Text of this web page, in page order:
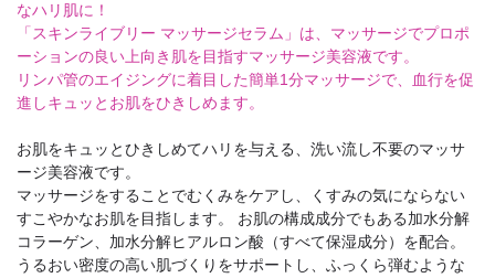
なハリ肌に！
「スキンライブリー マッサージセラム」は、マッサージでプロポ
ーションの良い上向き肌を目指すマッサージ美容液です。
リンパ管のエイジングに着目した簡単1分マッサージで、血行を促
進しキュッとお肌をひきしめます。
お肌をキュッとひきしめてハリを与える、洗い流し不要のマッサ
ージ美容液です。
マッサージをすることでむくみをケアし、くすみの気にならない
すこやかなお肌を目指します。 お肌の構成成分でもある加水分解
コラーゲン、加水分解ヒアルロン酸（すべて保湿成分）を配合。
うるおい密度の高い肌づくりをサポートし、ふっくら弾むような